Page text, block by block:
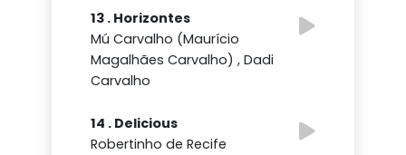
13 . Horizontes
Mú Carvalho (Maurício
Magalhães Carvalho) , Dadi
Carvalho
14 . Delicious
Robertinho de Recife